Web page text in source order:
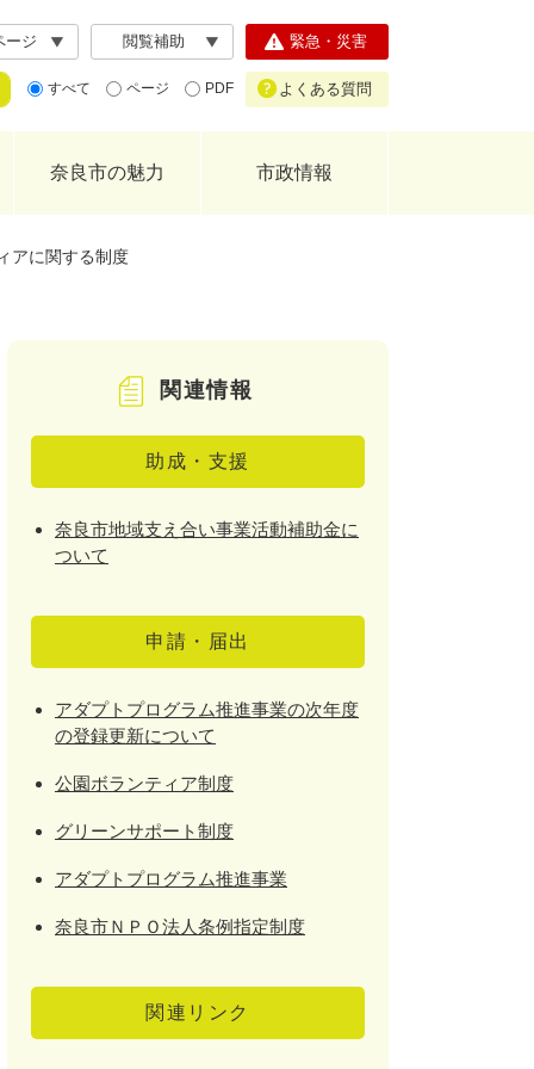
ージ 閲覧補助
すべて ページ PDF
緊急・災害
よくある質問
奈良市の魅力 市政情報
アに関する制度
関連情報
助成・支援
奈良市地域支え合い事業活動補助金に
ついて
申請・届出
アダプトプログラム推進事業の次年度
の登録更新について
公園ボランティア制度
グリーンサポート制度
アダプトプログラム推進事業
奈良市ＮＰＯ法人条例指定制度
関連リンク